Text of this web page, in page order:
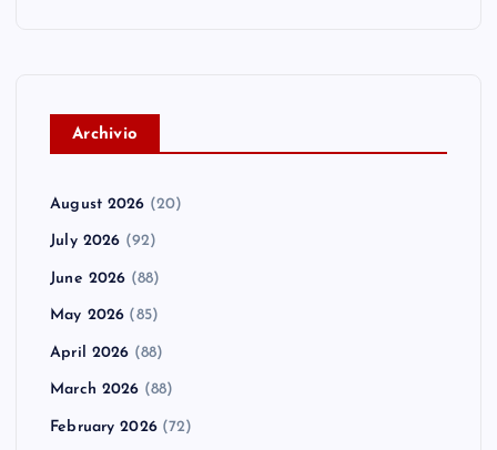
Archivio
August 2026 (20)
July 2026 (92)
June 2026 (88)
May 2026 (85)
April 2026 (88)
March 2026 (88)
February 2026(72)